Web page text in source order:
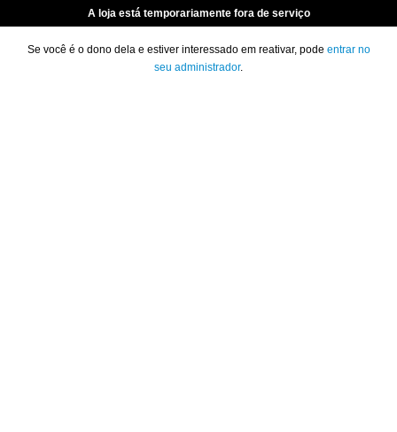
A loja está temporariamente fora de serviço
Se você é o dono dela e estiver interessado em reativar, pode entrar no
seu administrador.